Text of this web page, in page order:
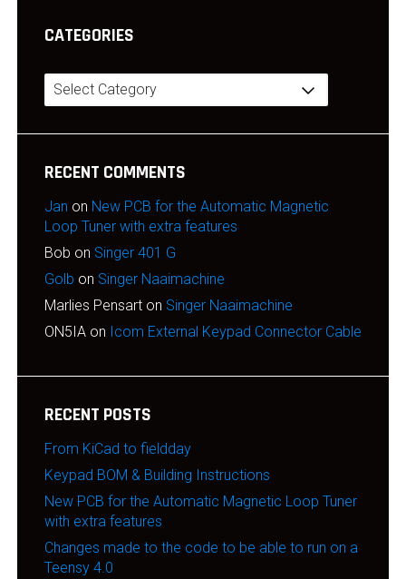
CATEGORIES
Categories
RECENT COMMENTS
Jan on New PCB for the Automatic Magnetic
Loop Tuner with extra features
Bob on Singer 401 G
Golb on Singer Naaimachine
Marlies Pensarton Singer Naaimachine
ON5IAon Icom External Keypad Connector Cable
RECENT POSTS
From KiCad to fieldday
Keypad BOM & Building Instructions
New PCB for the Automatic Magnetic Loop Tuner
with extra features
Changes made to the code to be able to run on a
Teensy 4.0